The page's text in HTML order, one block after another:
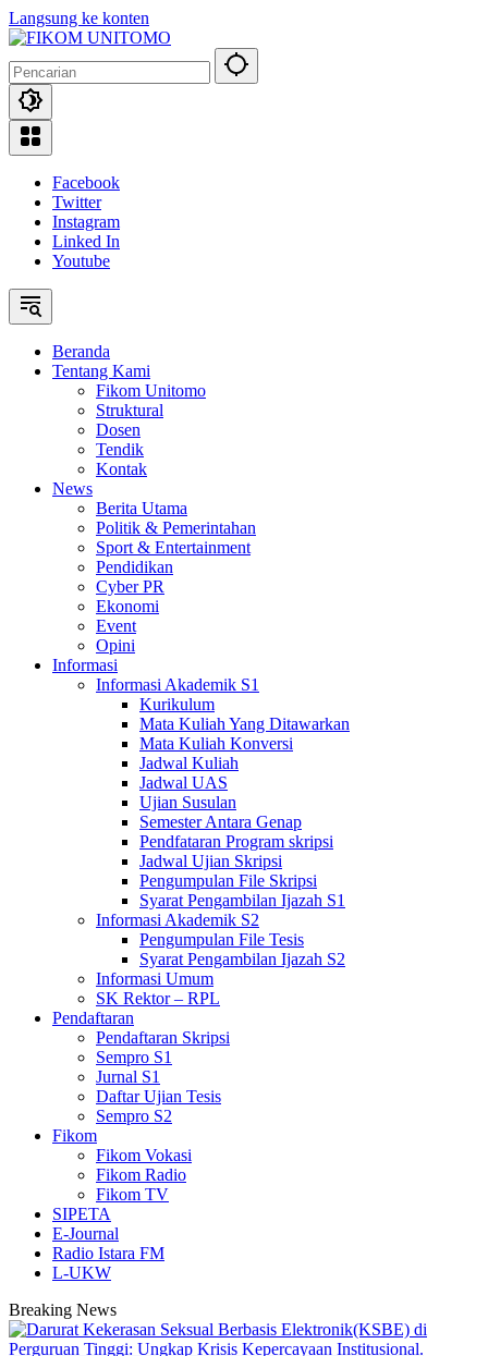
Langsung ke konten
Facebook
Twitter
Instagram
Linked In
Youtube
Beranda
Tentang Kami
Fikom Unitomo
Struktural
Dosen
Tendik
Kontak
News
Berita Utama
Politik & Pemerintahan
Sport & Entertainment
Pendidikan
Cyber PR
Ekonomi
Event
Opini
Informasi
Informasi Akademik S1
Kurikulum
Mata Kuliah Yang Ditawarkan
Mata Kuliah Konversi
Jadwal Kuliah
Jadwal UAS
Ujian Susulan
Semester Antara Genap
Pendfataran Program skripsi
Jadwal Ujian Skripsi
Pengumpulan File Skripsi
Syarat Pengambilan Ijazah S1
Informasi Akademik S2
Pengumpulan File Tesis
Syarat Pengambilan Ijazah S2
Informasi Umum
SK Rektor – RPL
Pendaftaran
Pendaftaran Skripsi
Sempro S1
Jurnal S1
Daftar Ujian Tesis
Sempro S2
Fikom
Fikom Vokasi
Fikom Radio
Fikom TV
SIPETA
E-Journal
Radio Istara FM
L-UKW
Breaking News